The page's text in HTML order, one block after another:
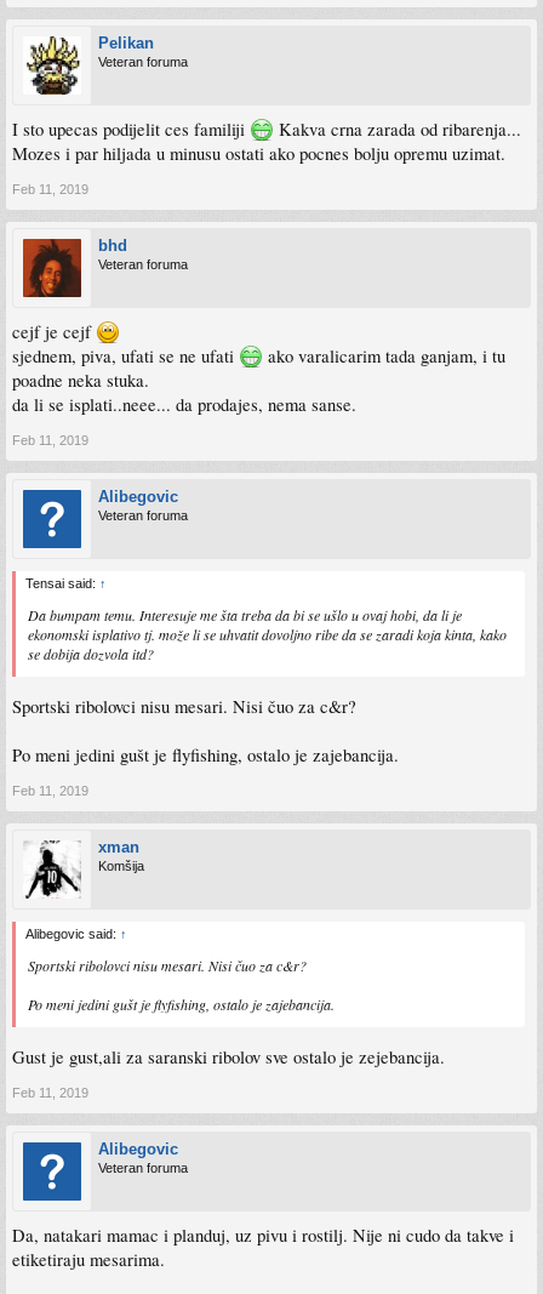
Pelikan
Veteran foruma
I sto upecas podijelit ces familiji
Kakva crna zarada od ribarenja...
Mozes i par hiljada u minusu ostati ako pocnes bolju opremu uzimat.
Feb 11, 2019
bhd
Veteran foruma
cejf je cejf
sjednem, piva, ufati se ne ufati
ako varalicarim tada ganjam, i tu
poadne neka stuka.
da li se isplati..neee... da prodajes, nema sanse.
Feb 11, 2019
Alibegovic
Veteran foruma
Tensai said: ↑
Da bumpam temu. Interesuje me šta treba da bi se ušlo u ovaj hobi, da li je
ekonomski isplativo tj. može li se uhvatit dovoljno ribe da se zaradi koja kinta, kako
se dobija dozvola itd?
Sportski ribolovci nisu mesari. Nisi čuo za c&r?
Po meni jedini gušt je flyfishing, ostalo je zajebancija.
Feb 11, 2019
xman
Komšija
Alibegovic said: ↑
Sportski ribolovci nisu mesari. Nisi čuo za c&r?
Po meni jedini gušt je flyfishing, ostalo je zajebancija.
Gust je gust,ali za saranski ribolov sve ostalo je zejebancija.
Feb 11, 2019
Alibegovic
Veteran foruma
Da, natakari mamac i planduj, uz pivu i rostilj. Nije ni cudo da takve i
etiketiraju mesarima.